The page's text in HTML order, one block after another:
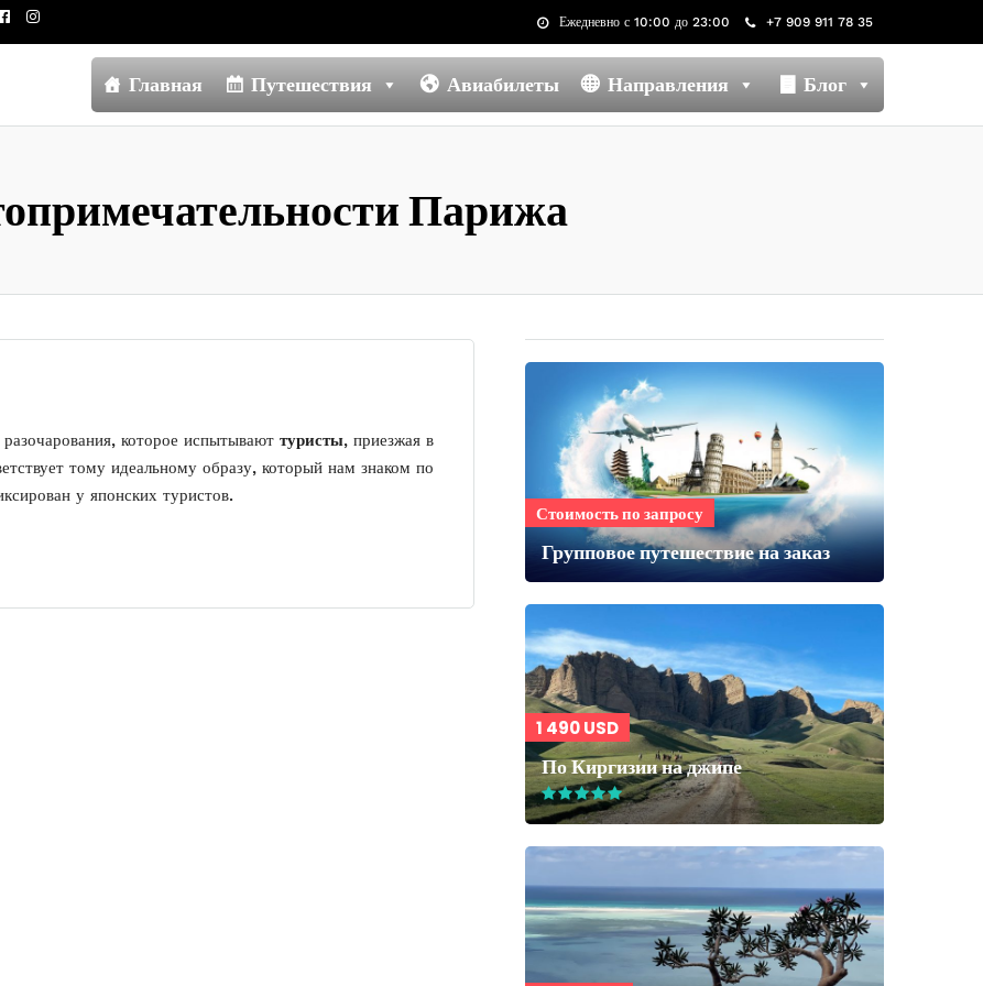
Ежедневно с 10:00 до 23:00 +7 909 911 78 35
Главная Путешествия Авиабилеты Направления Блог
Парижа
которое испытывают туристы, приезжая в
тому идеальному образу, который нам знаком по
у японских туристов.
Стоимость по запросу
Групповое путешествие на заказ
1 490 USD
По Киргизии на джипе